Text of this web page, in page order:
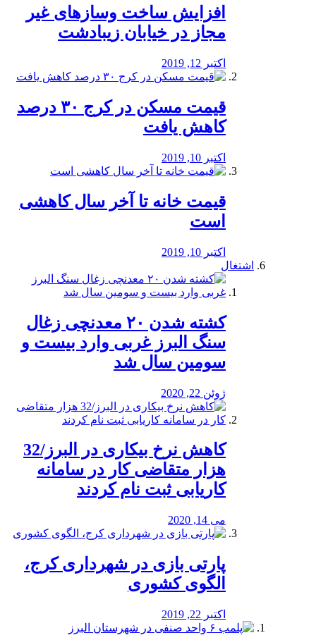
افزایش ساخت وسازهای غیر
مجاز در خیابان زیبادشت
اکتبر 12, 2019
️قیمت مسکن در کرج ۳۰ درصد
کاهش یافت
اکتبر 10, 2019
قیمت خانه تا آخر سال کاهشی
است
اکتبر 10, 2019
اشتغال
کشته شدن ۲۰ معدنچی زغال
سنگ البرز غربی وارد بیست و
سومین سال شد
ژوئن 22, 2020
کاهش نرخ بیکاری در البرز/32
هزار متقاضی کار در سامانه
کاریابی ثبت نام کردند
می 14, 2020
پارتی بازی در شهرداری کرج،
الگوی کشوری
اکتبر 22, 2019